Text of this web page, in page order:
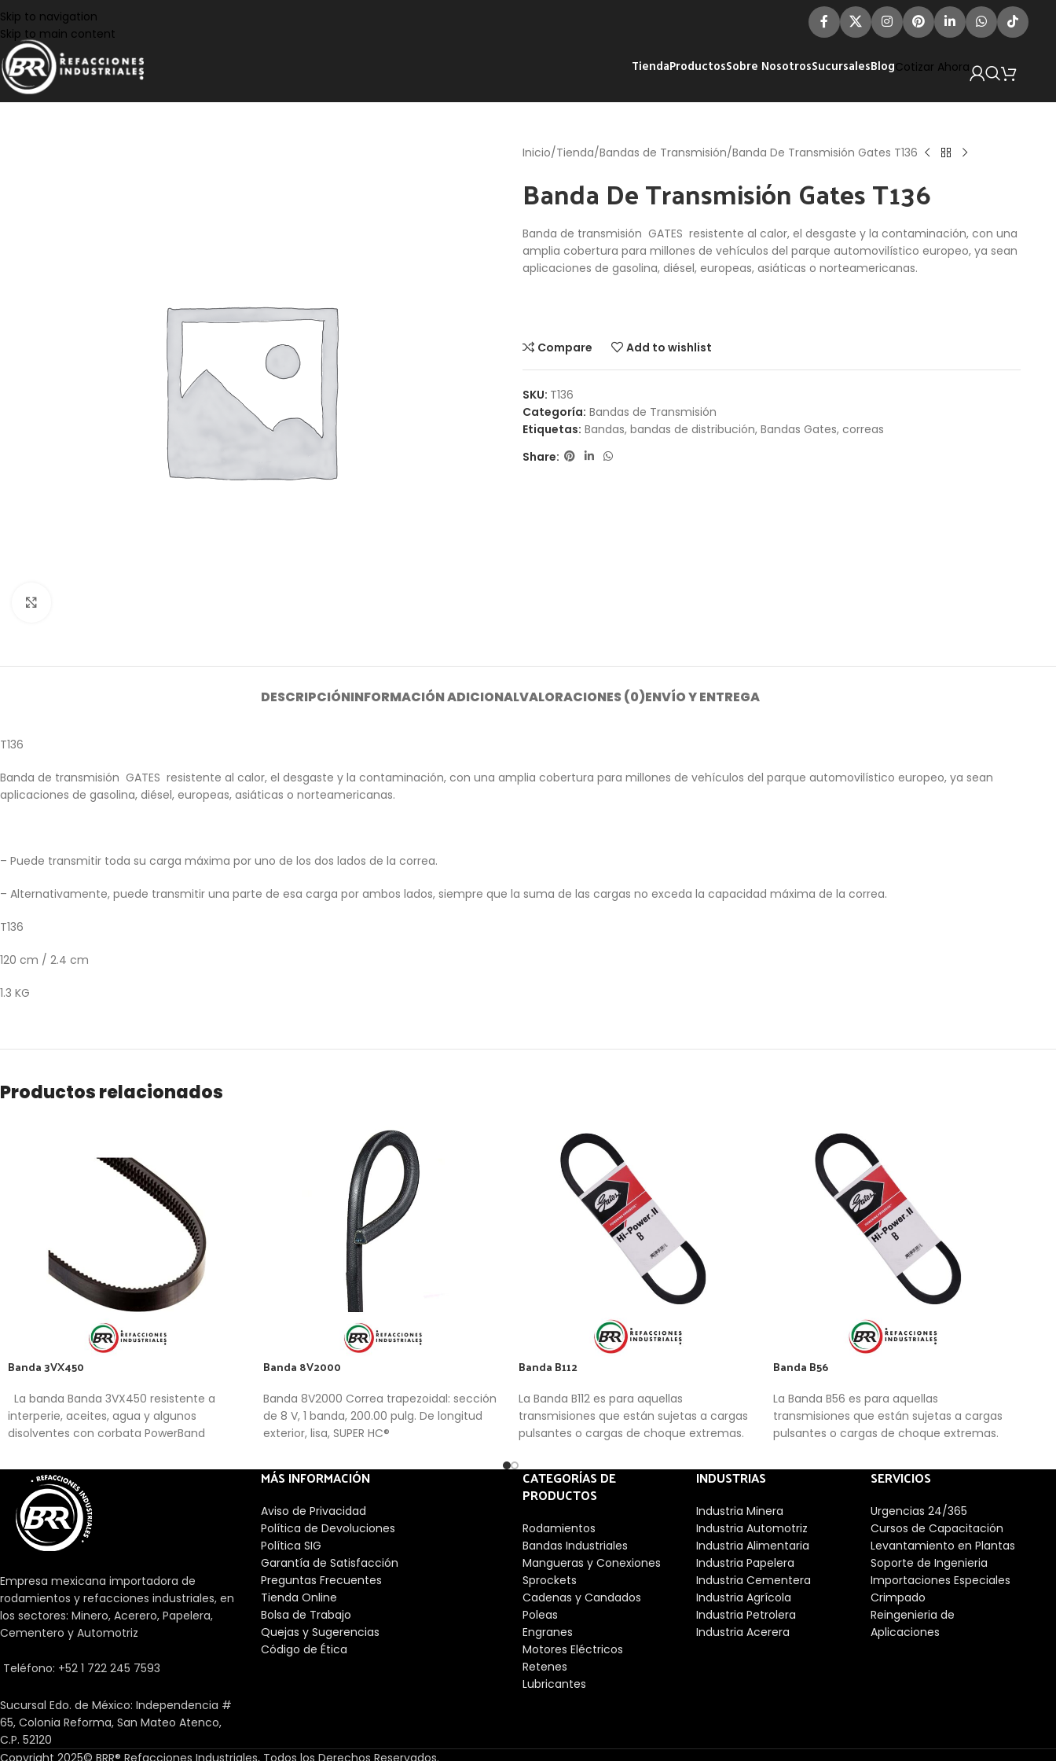
Skip to navigation
Skip to main content
TiendaProductosSobre NosotrosSucursalesBlogCotizar Ahora
Inicio Tienda Bandas de Transmisión Banda De Transmisión Gates T136
Banda De Transmisión Gates T136
Banda de transmisión GATES resistente al calor, el desgaste y la contaminación, con una
amplia cobertura para millones de vehículos del parque automovilístico europeo, ya sean
aplicaciones de gasolina, diésel, europeas, asiáticas o norteamericanas.
Compare Add to wishlist
SKU: T136
Categoría: Bandas de Transmisión
Etiquetas: Bandas, bandas de distribución, Bandas Gates, correas
Share:
DESCRIPCIÓNINFORMACIÓN ADICIONALVALORACIONES (0)ENVÍO Y ENTREGA
T136
Banda de transmisión GATES resistente al calor, el desgaste y la contaminación, con una amplia cobertura para millones de vehículos del parque automovilístico europeo, ya sean
aplicaciones de gasolina, diésel, europeas, asiáticas o norteamericanas.
– Puede transmitir toda su carga máxima por uno de los dos lados de la correa.
– Alternativamente, puede transmitir una parte de esa carga por ambos lados, siempre que la suma de las cargas no exceda la capacidad máxima de la correa.
T136
120 cm / 2.4 cm
1.3 KG
Productos relacionados
Banda 3VX450
La banda Banda 3VX450 resistente a
interperie, aceites, agua y algunos
disolventes con corbata PowerBand
Banda 8V2000
Banda 8V2000 Correa trapezoidal: sección
de 8 V, 1 banda, 200.00 pulg. De longitud
exterior, lisa, SUPER HC®
Banda B112
La Banda B112 es para aquellas
transmisiones que están sujetas a cargas
pulsantes o cargas de choque extremas.
Banda B56
La Banda B56 es para aquellas
transmisiones que están sujetas a cargas
pulsantes o cargas de choque extremas.
Empresa mexicana importadora de
rodamientos y refacciones industriales, en
los sectores: Minero, Acerero, Papelera,
Cementero y Automotriz
Teléfono: +52 1 722 245 7593
Sucursal Edo. de México: Independencia #
65, Colonia Reforma, San Mateo Atenco,
C.P. 52120
MÁS INFORMACIÓN
Aviso de Privacidad
Política de Devoluciones
Política SIG
Garantía de Satisfacción
Preguntas Frecuentes
Tienda Online
Bolsa de Trabajo
Quejas y Sugerencias
Código de Ética
CATEGORÍAS DE
PRODUCTOS
Rodamientos
Bandas Industriales
Mangueras y Conexiones
Sprockets
Cadenas y Candados
Poleas
Engranes
Motores Eléctricos
Retenes
Lubricantes
INDUSTRIAS
Industria Minera
Industria Automotriz
Industria Alimentaria
Industria Papelera
Industria Cementera
Industria Agrícola
Industria Petrolera
Industria Acerera
SERVICIOS
Urgencias 24/365
Cursos de Capacitación
Levantamiento en Plantas
Soporte de Ingenieria
Importaciones Especiales
Crimpado
Reingenieria de
Aplicaciones
Copyright 2025© BRR® Refacciones Industriales, Todos los Derechos Reservados.